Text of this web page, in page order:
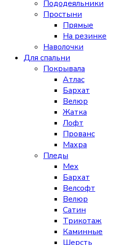
Пододеяльники
Простыни
Прямые
На резинке
Наволочки
Для спальни
Покрывала
Атлас
Бархат
Велюр
Жатка
Лофт
Прованс
Махра
Пледы
Мех
Бархат
Велсофт
Велюр
Сатин
Трикотаж
Каминные
Шерсть